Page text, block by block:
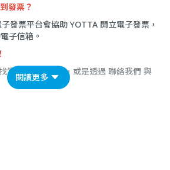
發票？
發票平台會協助 YOTTA 開立電子發票，
子信箱。
常見問題的答案，或是透過 聯絡我們 與
閱讀更多